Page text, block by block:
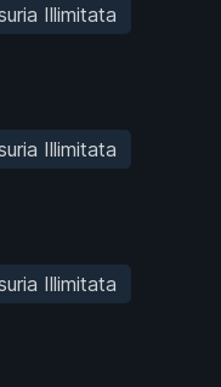
Illimitata
Illimitata
Illimitata